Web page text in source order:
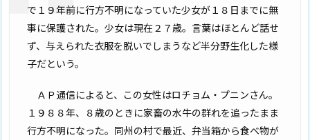
で１９年前に行方不明になっていた少女が１８日までに無
事に保護された。少女は現在２７歳。言葉はほとんど話せ
ず、与えられた衣服を脱いでしまうなど半分野生化した様
子だという。
ＡＰ通信によると、この女性はロチョム・プニンさん。
１９８８年、８歳のときに家畜の水牛の群れを追ったまま
行方不明になった。同州の村で最近、弁当箱から食べ物が